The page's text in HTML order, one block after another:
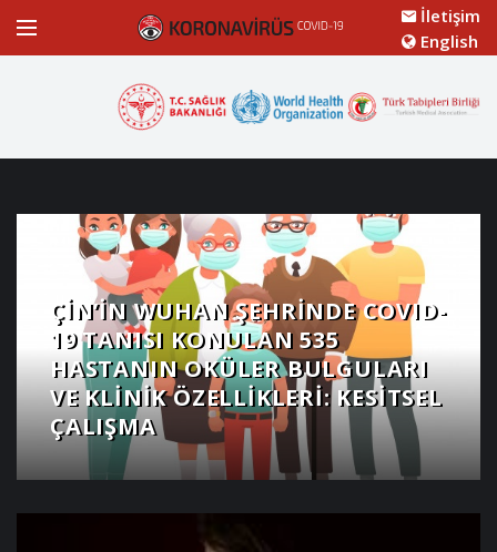
İletişim
English
ÇIN’IN WUHAN ŞEHRINDE COVID-
19 TANISI KONULAN 535
HASTANIN OKÜLER BULGULARI
VE KLINIK ÖZELLIKLERI: KESITSEL
ÇALIŞMA